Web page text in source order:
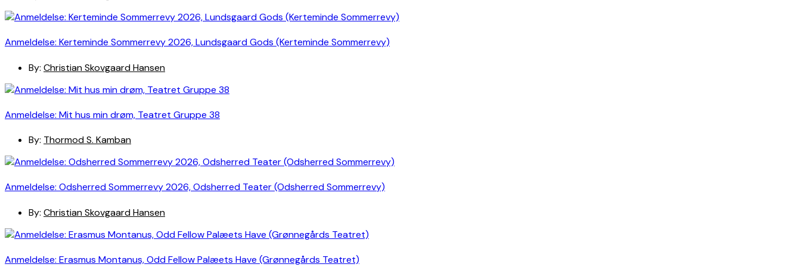
Anmeldelse: Kerteminde Sommerrevy 2026, Lundsgaard Gods (Kerteminde Sommerrevy)
By: Christian Skovgaard Hansen
Anmeldelse: Mit hus min drøm, Teatret Gruppe 38
By: Thormod S. Kamban
Anmeldelse: Odsherred Sommerrevy 2026, Odsherred Teater (Odsherred Sommerrevy)
By: Christian Skovgaard Hansen
Anmeldelse: Erasmus Montanus, Odd Fellow Palæets Have (Grønnegårds Teatret)